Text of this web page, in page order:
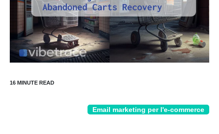
Email marketing per l'e-commerce